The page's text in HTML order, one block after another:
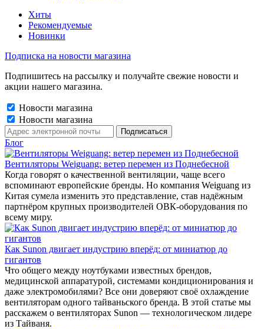
Хиты
Рекомендуемые
Новинки
Подписка на новости магазина
Подпишитесь на рассылку и получайте свежие новости и
акции нашего магазина.
Новости магазина
Новости магазина
Блог
Вентиляторы Weiguang: ветер перемен из Поднебесной
Когда говорят о качественной вентиляции, чаще всего
вспоминают европейские бренды. Но компания Weiguang из
Китая сумела изменить это представление, став надёжным
партнёром крупных производителей ОВК-оборудования по
всему миру.
Как Sunon двигает индустрию вперёд: от миниатюр до
гигантов
Что общего между ноутбуками известных брендов,
медицинской аппаратурой, системами кондиционирования и
даже электромобилями? Все они доверяют своё охлаждение
вентиляторам одного тайваньского бренда. В этой статье мы
расскажем о вентиляторах Sunon — технологическом лидере
из Тайваня.